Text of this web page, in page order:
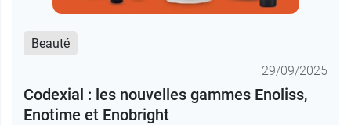
Beauté
29/09/2025
Codexial : les nouvelles gammes Enoliss,
Enotime et Enobright